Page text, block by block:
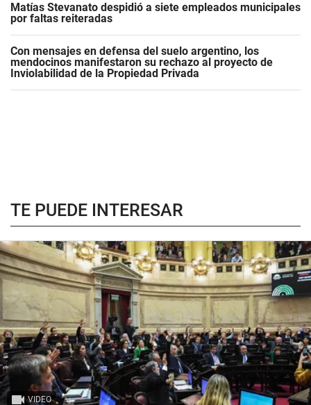
Matías Stevanato despidió a siete empleados municipales
por faltas reiteradas
Con mensajes en defensa del suelo argentino, los
mendocinos manifestaron su rechazo al proyecto de
Inviolabilidad de la Propiedad Privada
TE PUEDE INTERESAR
VIDEO